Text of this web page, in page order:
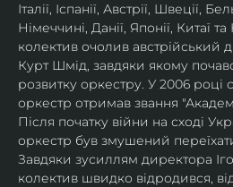
Італії, Іспанії, Австрії, Швеції,
Німеччині, Данії, Японії, Китаї
колектив очолив австрійський
Курт Шмід, завдяки якому
розвитку оркестру. У 2006 році
оркестр отримав звання
Після початку війни на сході
оркестр був змушений
Завдяки зусиллям директора
колектив швидко відродився,